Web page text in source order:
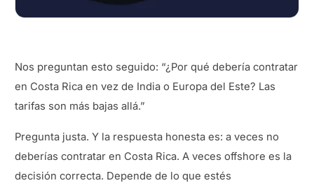
Nos preguntan esto seguido: “¿Por qué debería contratar
en Costa Rica en vez de India o Europa del Este? Las
tarifas son más bajas allá.”
Pregunta justa. Y la respuesta honesta es: a veces no
deberías contratar en Costa Rica. A veces offshore es la
decisión correcta. Depende de lo que estés